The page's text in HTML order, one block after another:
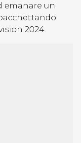
emanare un
2024.